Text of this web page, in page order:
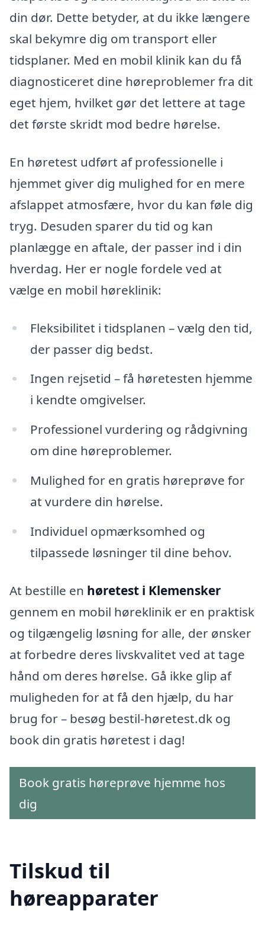
din dør. Dette betyder, at du ikke længere
skal bekymre dig om transport eller
tidsplaner. Med en mobil klinik kan du få
diagnosticeret dine høreproblemer fra dit
eget hjem, hvilket gør det lettere at tage
det første skridt mod bedre hørelse.
En høretest udført af professionelle i
hjemmet giver dig mulighed for en mere
afslappet atmosfære, hvor du kan føle dig
tryg. Desuden sparer du tid og kan
planlægge en aftale, der passer ind i din
hverdag. Her er nogle fordele ved at
vælge en mobil høreklinik:
Fleksibilitet i tidsplanen – vælg den tid,
der passer dig bedst.
Ingen rejsetid – få høretesten hjemme
i kendte omgivelser.
Professionel vurdering og rådgivning
om dine høreproblemer.
Mulighed for en gratis høreprøve for
at vurdere din hørelse.
Individuel opmærksomhed og
tilpassede løsninger til dine behov.
At bestille en høretest i Klemensker
gennem en mobil høreklinik er en praktisk
og tilgængelig løsning for alle, der ønsker
at forbedre deres livskvalitet ved at tage
hånd om deres hørelse. Gå ikke glip af
muligheden for at få den hjælp, du har
brug for – besøg bestil-høretest.dk og
book din gratis høretest i dag!
Book gratis høreprøve hjemme hos
dig
Tilskud til
høreapparater